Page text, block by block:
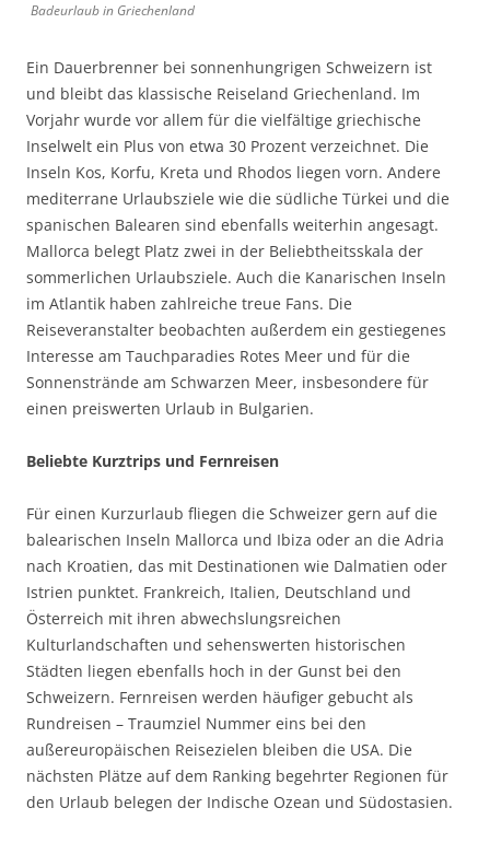
Badeurlaub in Griechenland
Ein Dauerbrenner bei sonnenhungrigen Schweizern ist
und bleibt das klassische Reiseland Griechenland. Im
Vorjahr wurde vor allem für die vielfältige griechische
Inselwelt ein Plus von etwa 30 Prozent verzeichnet. Die
Inseln Kos, Korfu, Kreta und Rhodos liegen vorn. Andere
mediterrane Urlaubsziele wie die südliche Türkei und die
spanischen Balearen sind ebenfalls weiterhin angesagt.
Mallorca belegt Platz zwei in der Beliebtheitsskala der
sommerlichen Urlaubsziele. Auch die Kanarischen Inseln
im Atlantik haben zahlreiche treue Fans. Die
Reiseveranstalter beobachten außerdem ein gestiegenes
Interesse am Tauchparadies Rotes Meer und für die
Sonnenstrände am Schwarzen Meer, insbesondere für
einen preiswerten Urlaub in Bulgarien.
Beliebte Kurztrips und Fernreisen
Für einen Kurzurlaub fliegen die Schweizer gern auf die
balearischen Inseln Mallorca und Ibiza oder an die Adria
nach Kroatien, das mit Destinationen wie Dalmatien oder
Istrien punktet. Frankreich, Italien, Deutschland und
Österreich mit ihren abwechslungsreichen
Kulturlandschaften und sehenswerten historischen
Städten liegen ebenfalls hoch in der Gunst bei den
Schweizern. Fernreisen werden häufiger gebucht als
Rundreisen – Traumziel Nummer eins bei den
außereuropäischen Reisezielen bleiben die USA. Die
nächsten Plätze auf dem Ranking begehrter Regionen für
den Urlaub belegen der Indische Ozean und Südostasien.